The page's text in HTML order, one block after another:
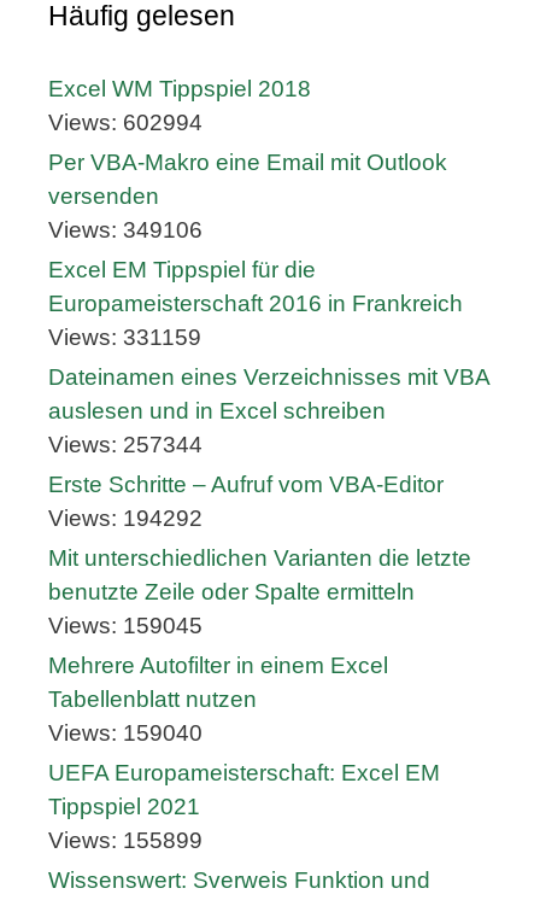
Häufig gelesen
Excel WM Tippspiel 2018
Views: 602994
Per VBA-Makro eine Email mit Outlook
versenden
Views: 349106
Excel EM Tippspiel für die
Europameisterschaft 2016 in Frankreich
Views: 331159
Dateinamen eines Verzeichnisses mit VBA
auslesen und in Excel schreiben
Views: 257344
Erste Schritte – Aufruf vom VBA-Editor
Views: 194292
Mit unterschiedlichen Varianten die letzte
benutzte Zeile oder Spalte ermitteln
Views: 159045
Mehrere Autofilter in einem Excel
Tabellenblatt nutzen
Views: 159040
UEFA Europameisterschaft: Excel EM
Tippspiel 2021
Views: 155899
Wissenswert: Sverweis Funktion und